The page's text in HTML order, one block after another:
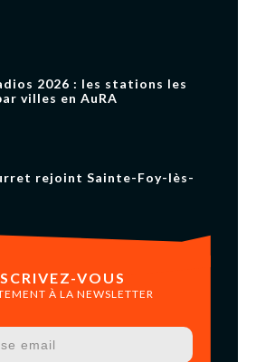
2026 : les stations les
villes en AuRA
rejoint Sainte-Foy-lès-
VOUS
À LA NEWSLETTER